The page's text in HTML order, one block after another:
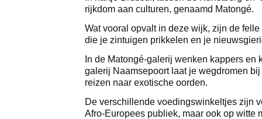
rijkdom aan culturen, genaamd Matongé.
Wat vooral opvalt in deze wijk, zijn de
die je zintuigen prikkelen en je
In de Matongé-galerij wenken kappers en
galerij Naamsepoort laat je wegdromen
reizen naar exotische oorden.
De verschillende voedingswinkeltjes zijn
Afro-Europees publiek, maar ook op witte